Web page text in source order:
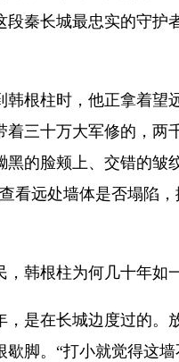
段秦长城最忠实的守
韩根柱时，他正拿着望
着三十万大军修的，两
黑的脸颊上、交错的皱
看远处墙体是否塌陷
，韩根柱为何几十年如
，是在长城边度过的。
歇脚。“打小就觉得这